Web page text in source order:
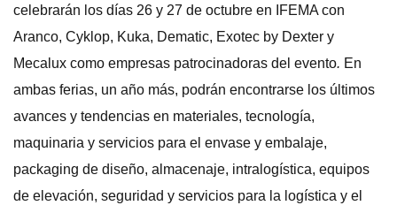
celebrarán los días 26 y 27 de octubre en IFEMA con
Aranco, Cyklop, Kuka, Dematic, Exotec by Dexter y
Mecalux como empresas patrocinadoras del evento. En
ambas ferias, un año más, podrán encontrarse los últimos
avances y tendencias en materiales, tecnología,
maquinaria y servicios para el envase y embalaje,
packaging de diseño, almacenaje, intralogística, equipos
de elevación, seguridad y servicios para la logística y el